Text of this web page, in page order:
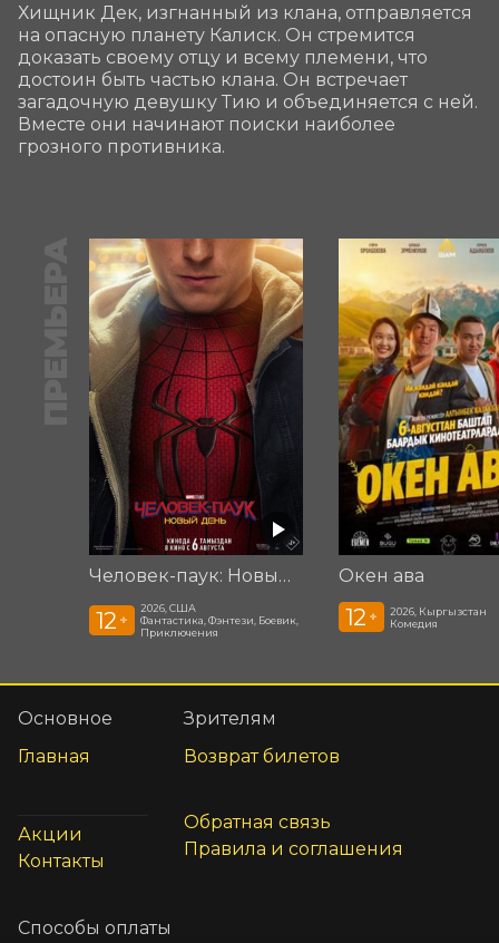
Хищник Дек, изгнанный из клана, отправляется
на опасную планету Калиск. Он стремится
доказать своему отцу и всему племени, что
достоин быть частью клана. Он встречает
загадочную девушку Тию и объединяется с ней.
Вместе они начинают поиски наиболее
грозного противника.
Человек-паук: Новый день
12 +
2026, США
Фантастика, Фэнтези, Боевик,
Приключения
Окен ава
12 +
2026, Кыргызстан
Комедия
Основное
Главная
Акции
Контакты
Зрителям
Возврат билетов
Обратная связь
Правила и соглашения
Способы оплаты